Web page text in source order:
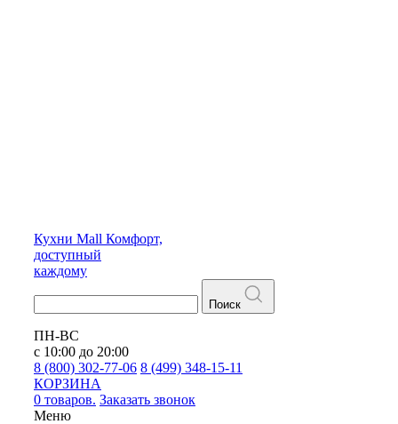
Кухни Mall Комфорт,
доступный
каждому
Поиск
ПН-ВС
с 10:00 до 20:00
8 (800) 302-77-06 8 (499) 348-15-11
КОРЗИНА
0 товаров. Заказать звонок
Меню